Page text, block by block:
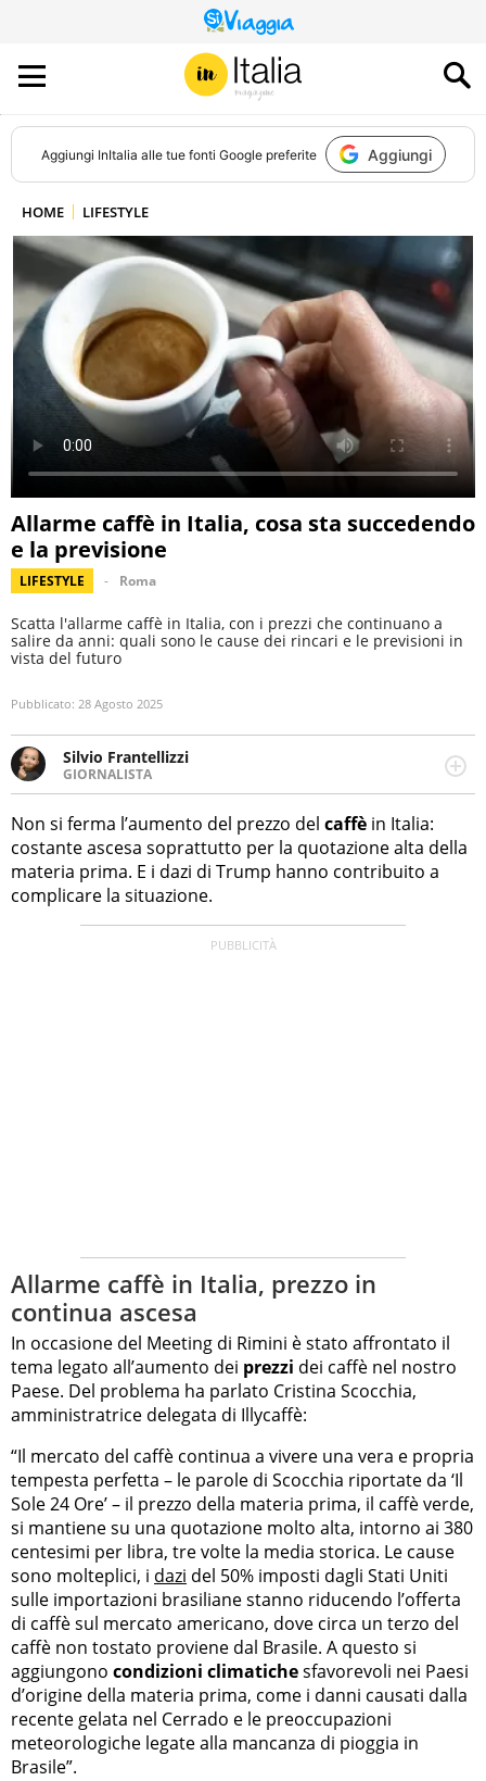
QUESTO
SITO
CONTRIBUISCE
ALL’AUDIENCE
DI
Aggiungi InItalia alle tue fonti Google preferite Aggiungi
HOME LIFESTYLE
Allarme caffè in Italia, cosa sta succedendo
e la previsione
LIFESTYLE Roma
Scatta l'allarme caffè in Italia, con i prezzi che continuano a
salire da anni: quali sono le cause dei rincari e le previsioni in
vista del futuro
Pubblicato: 28 Agosto 2025
Silvio Frantellizzi
GIORNALISTA
Giornalista pubblicista. Da oltre dieci anni si occupa di
informazione sul web, scrivendo di sport, attualità,
cronaca, motori, spettacolo e videogame.
Non si ferma l’aumento del prezzo del caffè in Italia:
costante ascesa soprattutto per la quotazione alta della
materia prima. E i dazi di Trump hanno contribuito a
complicare la situazione.
Allarme caffè in Italia, prezzo in
continua ascesa
In occasione del Meeting di Rimini è stato affrontato il
tema legato all’aumento dei prezzi dei caffè nel nostro
Paese. Del problema ha parlato Cristina Scocchia,
amministratrice delegata di Illycaffè:
“Il mercato del caffè continua a vivere una vera e propria
tempesta perfetta – le parole di Scocchia riportate da ‘Il
Sole 24 Ore’ – il prezzo della materia prima, il caffè verde,
si mantiene su una quotazione molto alta, intorno ai 380
centesimi per libra, tre volte la media storica. Le cause
sono molteplici, i dazi del 50% imposti dagli Stati Uniti
sulle importazioni brasiliane stanno riducendo l’offerta
di caffè sul mercato americano, dove circa un terzo del
caffè non tostato proviene dal Brasile. A questo si
aggiungono condizioni climatichesfavorevoli nei Paesi
d’origine della materia prima, come i danni causati dalla
recente gelata nel Cerrado e le preoccupazioni
meteorologiche legate alla mancanza di pioggia in
Brasile”.